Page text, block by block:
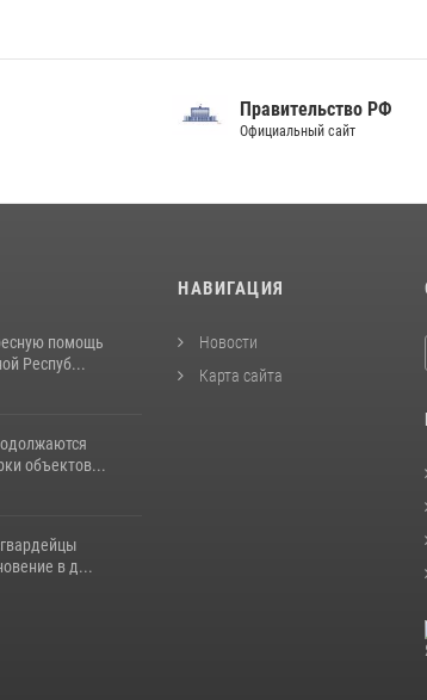
Правительство РФ
Официальный сайт
помощь
Респуб...
объектов...
в д...
НАВИГАЦИЯ
Новости
Карта сайта